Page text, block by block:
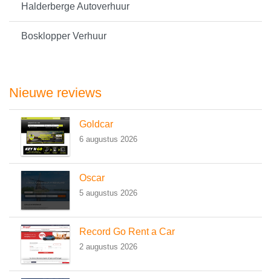
Halderberge Autoverhuur
Bosklopper Verhuur
Nieuwe reviews
Goldcar
6 augustus 2026
Oscar
5 augustus 2026
Record Go Rent a Car
2 augustus 2026